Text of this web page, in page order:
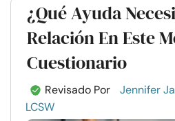
¿Qué Ayuda
Relación En Este
Cuestionario
Revisado Por
Jennifer
LCSW